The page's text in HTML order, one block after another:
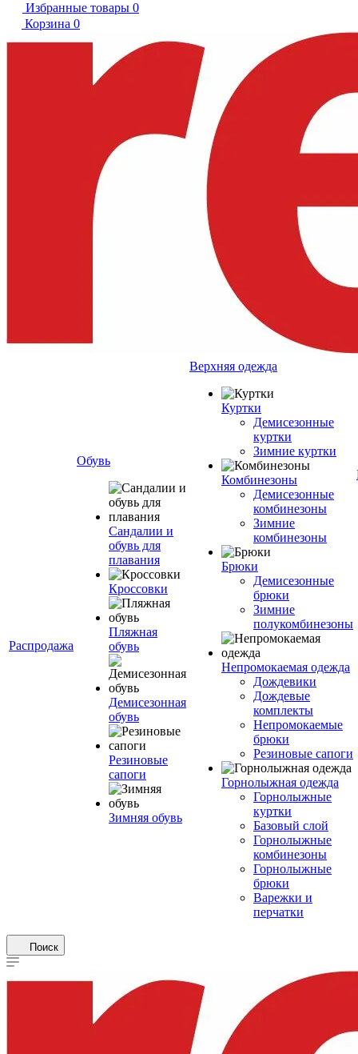
Избранные товары 0
Корзина 0
Распродажа
Обувь
Сандалии и
обувь для
плавания
Кроссовки
Пляжная
обувь
Демисезонная
обувь
Резиновые
сапоги
Зимняя обувь
Верхняя одежда
Куртки
Демисезонные
куртки
Зимние куртки
Комбинезоны
Демисезонные
комбинезоны
Зимние
комбинезоны
Брюки
Демисезонные
брюки
Зимние
полукомбинезоны
Непромокаемая одежда
Дождевики
Дождевые
комплекты
Непромокаемые
брюки
Резиновые сапоги
Горнолыжная одежда
Горнолыжные
куртки
Базовый слой
Горнолыжные
комбинезоны
Горнолыжные
брюки
Варежки и
перчатки
Поиск